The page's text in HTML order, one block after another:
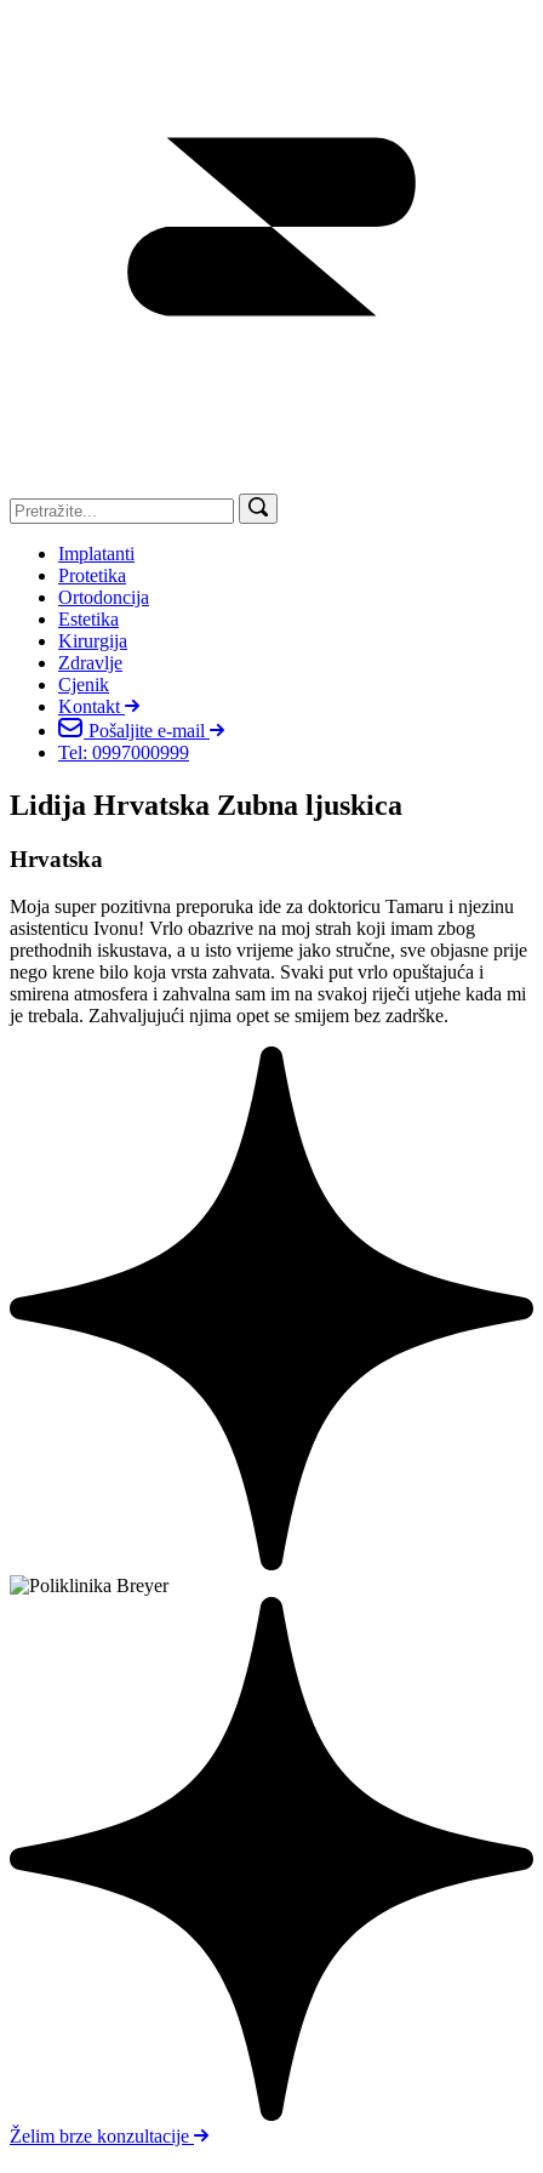
Implatanti
Protetika
Ortodoncija
Estetika
Kirurgija
Zdravlje
Cjenik
Kontakt
Pošaljite e-mail
Tel: 0997000999
Lidija Hrvatska Zubna ljuskica
Hrvatska
Moja super pozitivna preporuka ide za doktoricu Tamaru i njezinu
asistenticu Ivonu! Vrlo obazrive na moj strah koji imam zbog
prethodnih iskustava, a u isto vrijeme jako stručne, sve objasne prije
nego krene bilo koja vrsta zahvata. Svaki put vrlo opuštajuća i
smirena atmosfera i zahvalna sam im na svakoj riječi utjehe kada mi
je trebala. Zahvaljujući njima opet se smijem bez zadrške.
Želim brze konzultacije